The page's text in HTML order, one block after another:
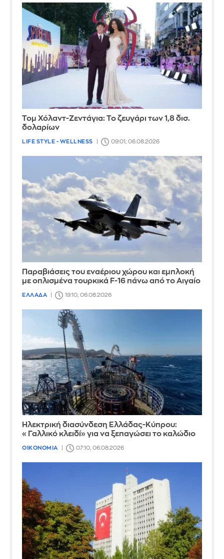
Τομ Χόλαντ-Ζεντάγια: Το ζευγάρι των 1,8 δισ.
δολαρίων
LIFE STYLE - WELLNESS 09:01, 06.08.2026
Παραβιάσεις του εναέριου χώρου και εμπλοκή
με οπλισμένα τουρκικά F-16 πάνω από το Αιγαίο
ΕΛΛΑΔΑ 19:10, 06.08.2026
Ηλεκτρική διασύνδεση Ελλάδας-Κύπρου:
«Γαλλικό κλειδί» για να ξεπαγώσει το καλώδιο
ΟΙΚΟΝΟΜΙΑ 07:10, 06.08.2026